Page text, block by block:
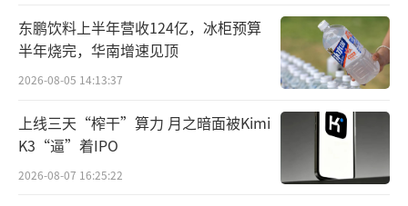
北京住房公积金管理中心相关负责人表
示，通俗来说，就是借款人购买老旧小区改造
项目名单内的住房，在办理公积金贷款时，贷
款期限根据剩余土地使用年限减3年计算。与原
核定标准相比，相当于增加10年或20年贷款时
间。
东鹏饮料上半年营收124亿，冰柜预算
半年烧完，华南增速见顶
2026-08-05 14:13:37
上线三天“榨干”算力 月之暗面被Kimi
K3“逼”着IPO
2026-08-07 16:25:22